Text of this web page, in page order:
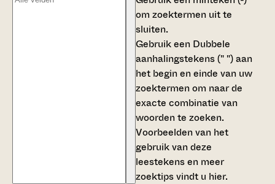
om zoektermen uit te
sluiten.
Gebruik een Dubbele
aanhalingstekens (" ")aan
het begin en einde van uw
zoektermen om naar de
exacte combinatie van
woorden te zoeken.
Voorbeelden van het
gebruik van deze
leestekens en meer
zoektips vindt u hier.